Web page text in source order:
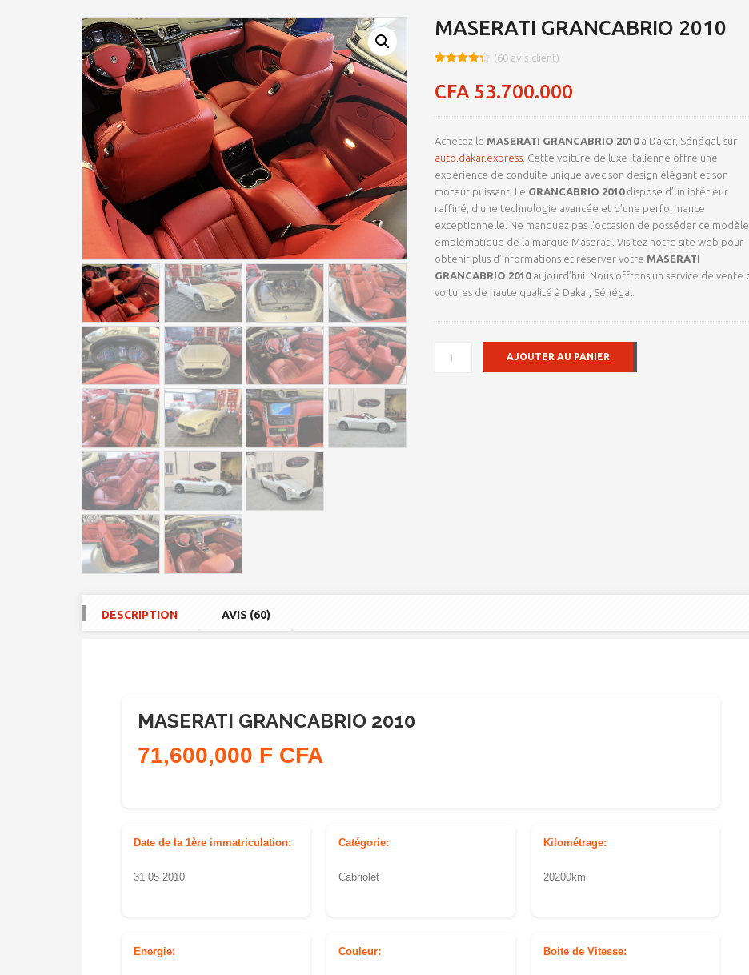
MASERATI GRANCABRIO 2010
sur 5
basé sur
client
(60avis client)
CFA53.700.000
Achetez le MASERATI GRANCABRIO 2010à Dakar, Sénégal, sur
auto.dakar.express. Cette voiture de luxe italienne offre une
expérience de conduite unique avec son design élégant et son
moteur puissant. Le GRANCABRIO 2010dispose d’un intérieur
raffiné, d’une technologie avancée et d’une performance
exceptionnelle. Ne manquez pas l’occasion de posséder ce modèle
emblématique de la marque Maserati. Visitez notre site web pour
obtenir plus d’informations et réserver votre MASERATI
GRANCABRIO 2010aujourd’hui. Nous offrons un service de vente
voitures de haute qualité à Dakar, Sénégal.
QUANTITÉ
AJOUTER AU PANIER
DESCRIPTION AVIS (60)
MASERATI GRANCABRIO 2010
71,600,000 F CFA
Date de la 1ère immatriculation:
31 05 2010
Catégorie:
Cabriolet
Kilométrage:
20200km
Energie: Couleur: Boite de Vitesse: